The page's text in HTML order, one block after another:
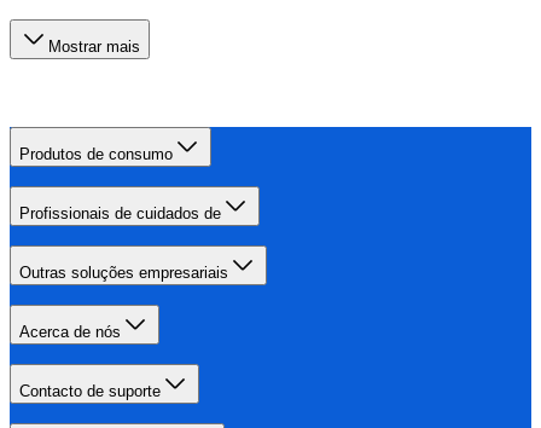
Mostrar mais
Produtos de consumo
Profissionais de cuidados de
Outras soluções empresariais
Acerca de nós
Contacto de suporte